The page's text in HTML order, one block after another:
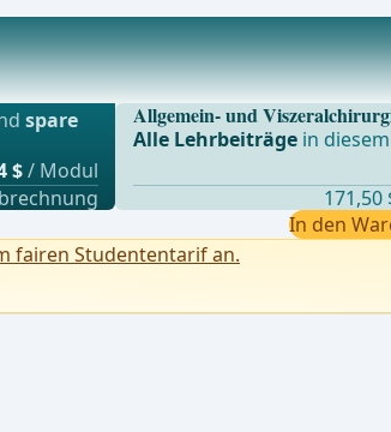
Bluts
spare
$/ Modul
Allgemein- und
Alle Lehrbeiträgein
In den
fairen Studententarif an.